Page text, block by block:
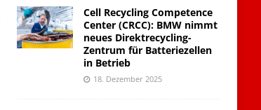
Cell Recycling Competence
Center (CRCC): BMW nimmt
neues Direktrecycling-
Zentrum für Batteriezellen
in Betrieb
18. Dezember 2025